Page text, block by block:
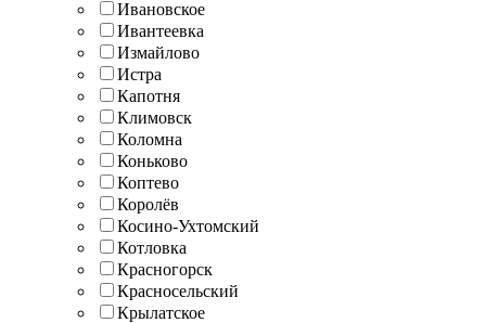
Ивановское
Ивантеевка
Измайлово
Истра
Капотня
Климовск
Коломна
Коньково
Коптево
Королёв
Косино-Ухтомский
Котловка
Красногорск
Красносельский
Крылатское